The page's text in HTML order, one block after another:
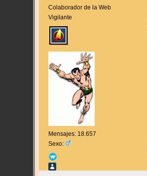
Colaborador de la Web
Vigilante
Mensajes: 18.657
Sexo: